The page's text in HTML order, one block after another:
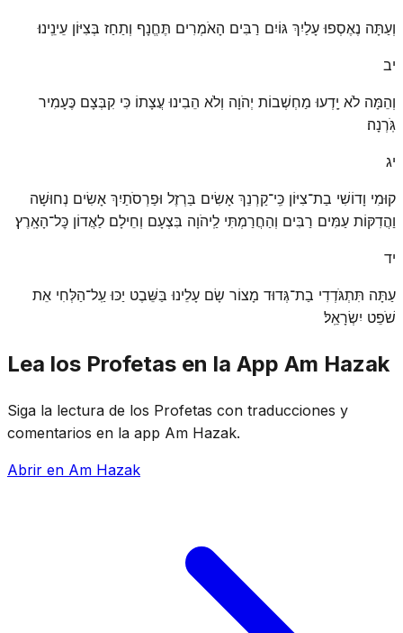
וְעַתָּה נֶאֶסְפוּ עָלַיִךְ גּוֹיִם רַבִּים הָאֹמְרִים תֶּחֱנָף וְתַחַז בְּצִיּוֹן עֵינֵֽינוּ׃
יב
וְהֵמָּה לֹא יָֽדְעוּ מַחְשְׁבוֹת יְהֹוָה וְלֹא הֵבִינוּ עֲצָתוֹ כִּי קִבְּצָם כֶּעָמִיר
גֹּֽרְנָה׃
יג
קוּמִי וָדוֹשִׁי בַת־צִיּוֹן כִּֽי־קַרְנֵךְ אָשִׂים בַּרְזֶל וּפַרְסֹתַיִךְ אָשִׂים נְחוּשָׁה
וַהֲדִקּוֹת עַמִּים רַבִּים וְהַחֲרַמְתִּי לַֽיהֹוָה בִּצְעָם וְחֵילָם לַאֲדוֹן כׇּל־הָאָֽרֶץ׃
יד
עַתָּה תִּתְגֹּדְדִי בַת־גְּדוּד מָצוֹר שָׂם עָלֵינוּ בַּשֵּׁבֶט יַכּוּ עַֽל־הַלְּחִי אֵת
שֹׁפֵט יִשְׂרָאֵֽל׃
Lea los Profetas en la App Am Hazak
Siga la lectura de los Profetas con traducciones y
comentarios en la app Am Hazak.
Abrir en Am Hazak